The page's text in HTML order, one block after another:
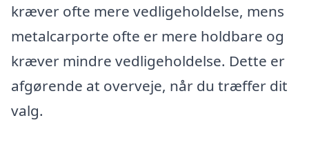
kræver ofte mere vedligeholdelse, mens
metalcarporte ofte er mere holdbare og
kræver mindre vedligeholdelse. Dette er
afgørende at overveje, når du træffer dit
valg.